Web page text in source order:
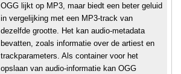
OGG lijkt op MP3, maar biedt een beter geluid
in vergelijking met een MP3-track van
dezelfde grootte. Het kan audio-metadata
bevatten, zoals informatie over de artiest en
trackparameters. Als container voor het
opslaan van audio-informatie kan OGG